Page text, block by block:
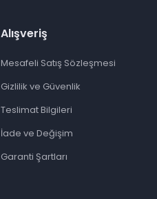
Alışveriş
Mesafeli Satış Sözleşmesi
Gizlilik ve Güvenlik
Teslimat Bilgileri
İade ve Değişim
Garanti Şartları